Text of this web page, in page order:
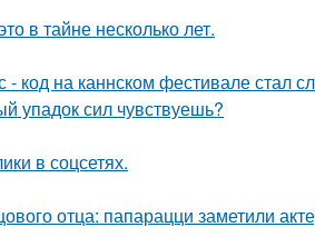
в тайне несколько лет.
код на каннском фестивале стал
упадок сил чувствуешь?
в соцсетях.
отца: папарацци заметили